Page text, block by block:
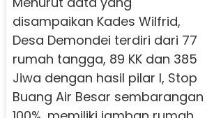
disampaikan Kades Wilfrid,
Desa Demondei terdiri dari 77
rumah tangga, 89 KK dan 385
Jiwa dengan hasil pilar I, Stop
Buang Air Besar sembarangan